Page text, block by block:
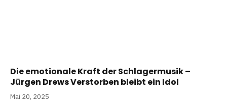
Die emotionale Kraft der Schlagermusik –
Jürgen Drews Verstorben bleibt ein Idol
Mai 20, 2025